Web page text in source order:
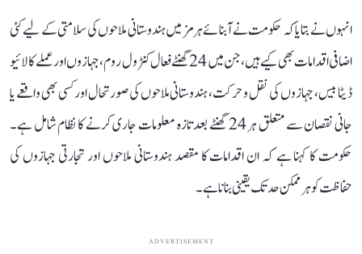
انہوں نے بتایا کہ حکومت نے آبنائے ہرمز میں ہندوستانی ملاحوں کی سلامتی کے لیے کئی
اضافی اقدامات بھی کیے ہیں، جن میں 24 گھنٹے فعال کنٹرول روم، جہازوں اور عملے کا لائیو
ڈیٹا بیس، جہازوں کی نقل و حرکت، ہندوستانی ملاحوں کی صورتحال اور کسی بھی واقعے یا
جانی نقصان سے متعلق ہر 24 گھنٹے بعد تازہ معلومات جاری کرنے کا نظام شامل ہے۔
حکومت کا کہنا ہے کہ ان اقدامات کا مقصد ہندوستانی ملاحوں اور تجارتی جہازوں کی
حفاظت کو ہر ممکن حد تک یقینی بنانا ہے۔
ADVERTISEMENT